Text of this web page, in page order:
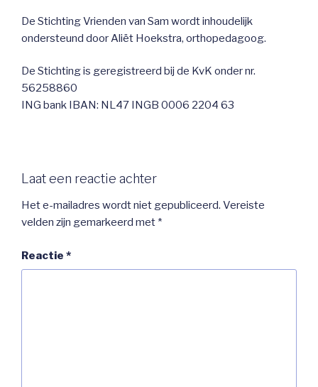
De Stichting Vrienden van Sam wordt inhoudelijk
ondersteund door Aliët Hoekstra, orthopedagoog.
De Stichting is geregistreerd bij de KvK onder nr.
56258860
ING bank IBAN: NL47 INGB 0006 2204 63
Laat een reactie achter
Het e-mailadres wordt niet gepubliceerd. Vereiste
velden zijn gemarkeerd met *
Reactie *